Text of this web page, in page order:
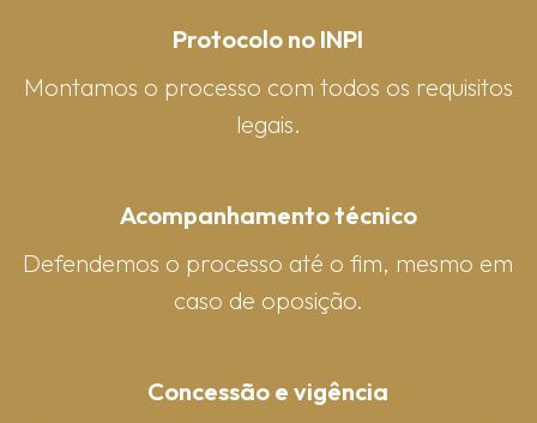
Protocolo no INPI
Montamos o processo com todos os requisitos
legais.
Acompanhamento técnico
Defendemos o processo até o fim, mesmo em
caso de oposição.
Concessão e vigência